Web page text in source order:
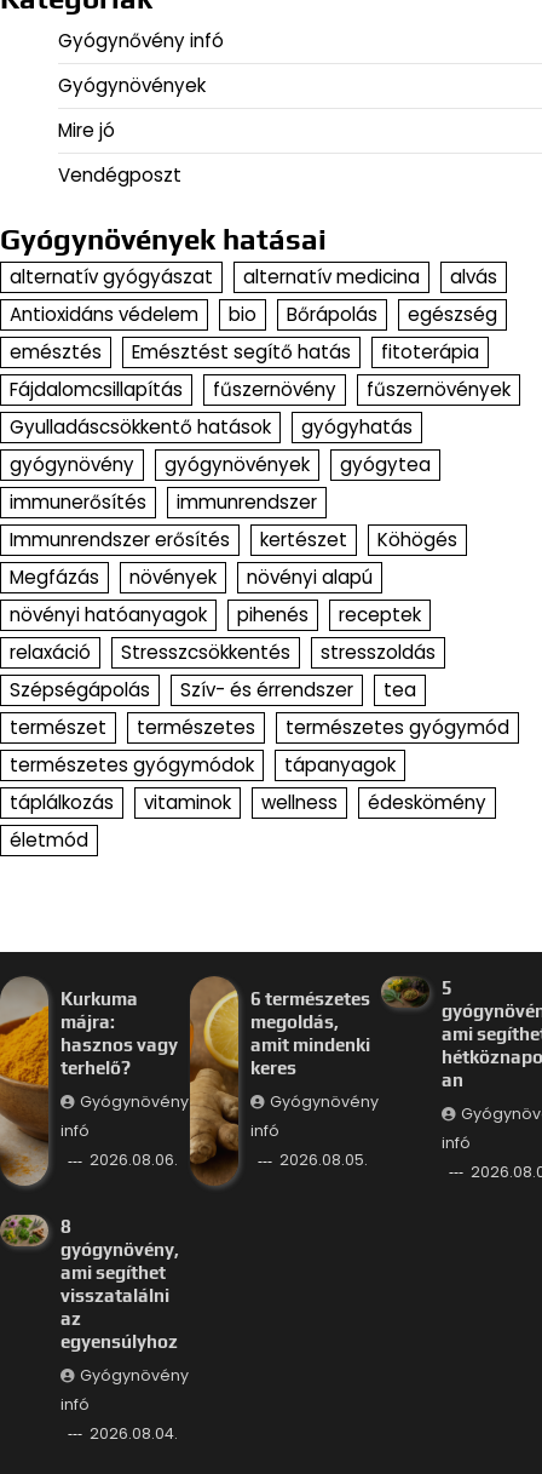
Gyógynővény infó
Gyógynövények
Mire jó
Vendégposzt
Gyógynövények hatásai
alternatív gyógyászat alternatív medicina
alvás
Antioxidáns védelem
bio Bőrápolás
egészség
emésztés
Emésztést segítő hatás
fitoterápia
Fájdalomcsillapítás
fűszernövény
fűszernövények
Gyulladáscsökkentő hatások
gyógyhatás
gyógynövény
gyógynövények
gyógytea
immunerősítés
immunrendszer
Immunrendszer erősítés
kertészet
Köhögés
Megfázás
növények
növényi alapú
növényi hatóanyagok
pihenés
receptek
relaxáció
Stresszcsökkentés
stresszoldás
Szépségápolás
Szív- és érrendszer
tea
természet
természetes
természetes gyógymód
természetes gyógymódok
tápanyagok
táplálkozás
vitaminok wellness
édeskömény
életmód
Kurkuma
májra:
hasznos vagy
terhelő?
Gyógynövény
infó
2026.08.06.
6 természetes
megoldás,
amit mindenki
keres
Gyógynövény
infó
2026.08.05.
5
ami
an
infó
8
gyógynövény,
ami segíthet
visszatalálni
az
egyensúlyhoz
Gyógynövény
infó
2026.08.04.